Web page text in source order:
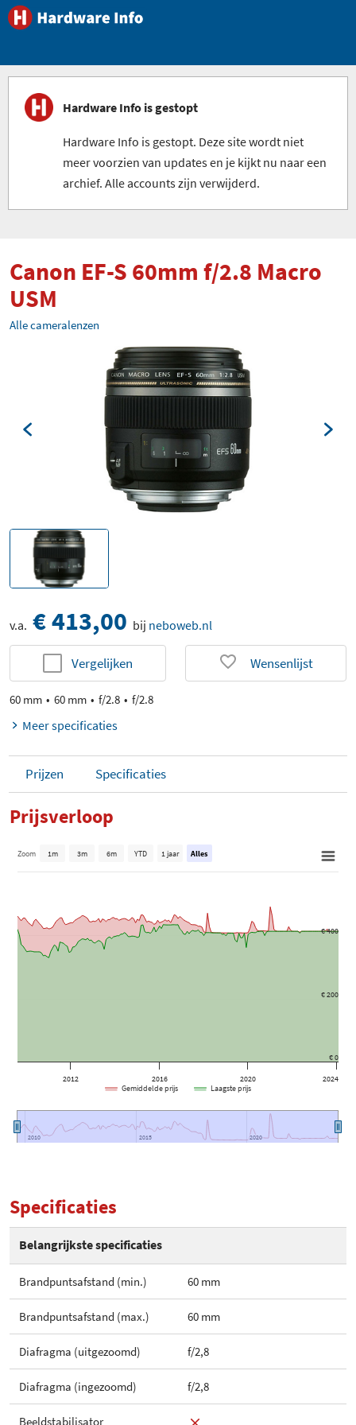
Hardware Info is gestopt
Hardware Info is gestopt. Deze site wordt niet
meer voorzien van updates en je kijkt nu naar een
archief. Alle accounts zijn verwijderd.
Canon EF-S 60mm f/2.8 Macro
USM
Alle cameralenzen
v.a. € 413,00 bij neboweb.nl
Vergelijken Wensenlijst
60 mm 60 mm f/2.8 f/2.8
Meer specificaties
Prijzen Specificaties
Prijsverloop
2012 2016 2020 2024
2010
2010 2015
2015 2020
2020
€ 0
€ 200
€ 400
Zoom 1m 3m 6m YTD 1 jaar Alles
Gemiddelde prijs Laagste prijs
Specificaties
Belangrijkste specificaties
Brandpuntsafstand (min.) 60 mm
Brandpuntsafstand (max.) 60 mm
Diafragma (uitgezoomd) f/2,8
Diafragma (ingezoomd) f/2,8
Beeldstabilisator